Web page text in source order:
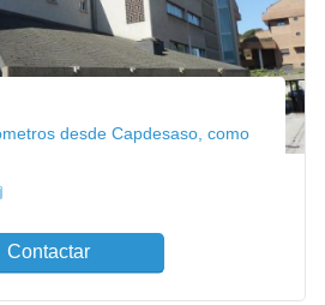
desde Capdesaso, como
Contactar